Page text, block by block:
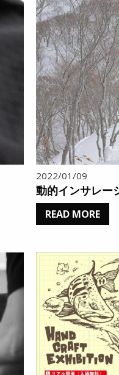
2022/01/09
動的インサレー
READ MORE